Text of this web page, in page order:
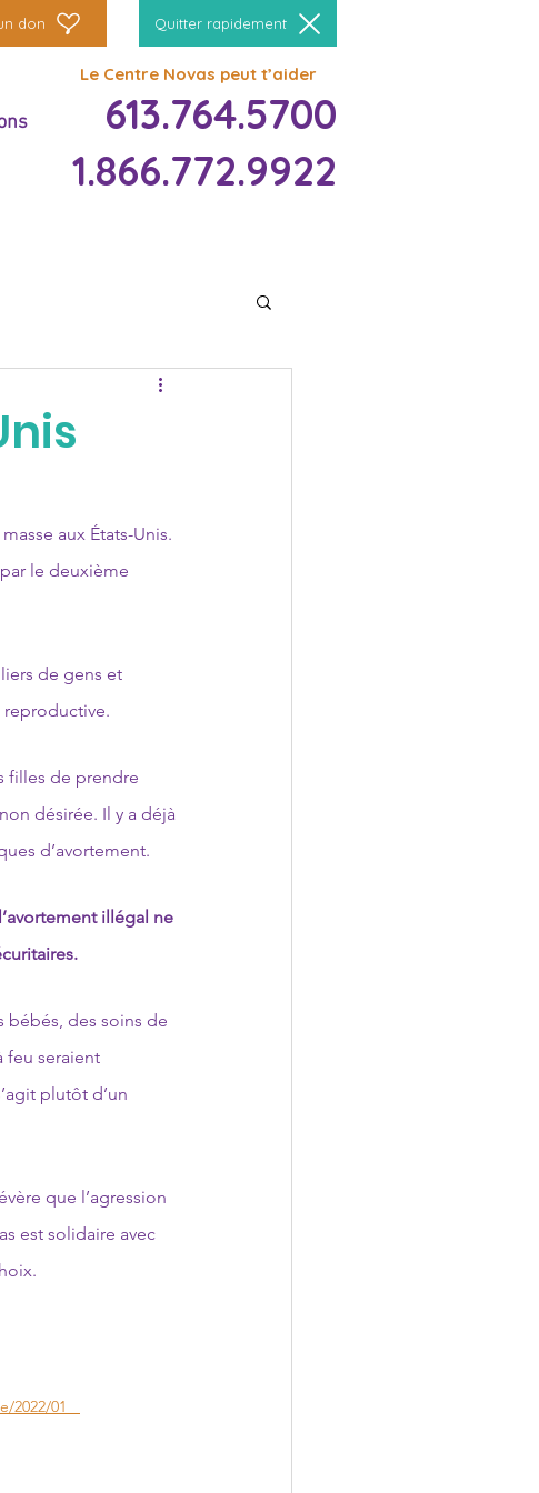
don Quitter rapidement
Le Centre Novas peut t’aider
613.764.5700
1.866.772.9922
aux États-Unis.
le deuxième
de gens et
filles de prendre
désirée. Il y a déjà
d’avortement.
illégal ne
bébés, des soins de
feu seraient
plutôt d’un
que l’agression
est solidaire avec
2022/01